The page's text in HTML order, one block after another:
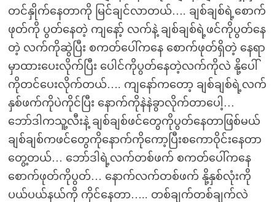
တင်နှိုက်နေတာကို မြင်ချင်လာတယ်…. ချစ်ချစ်ရဲ့စောက်
ဖုတ်ကို ပွတ်နေတဲ့ ကျနော့် လက်နဲ့ ချစ်ချစ်ရဲ့ဖင်ကိုပွတ်နေ
တဲ့ လက်ကိုဆွဲပြီး စကတ်ပေါ်ကနေ စောက်ဖုတ်ရှိတဲ့ နေရာ
မှာထားပေးလိုက်ပြီး ပေါင်ကိုပွတ်နေတဲ့လက်ကိုလဲ နို့ပေါ်
ကိုတင်ပေးလိုက်တယ်…. ကျနော်ကတော့ ချစ်ချစ်ရဲ့လက်
နှစ်ဖက်ကိုပဲကိုင်ပြီး နောက်ကိုနဲနဲခွာလိုက်တာပေါ့…
ဘော်ဒါကသူ့လီးနဲ့ ချစ်ချစ်ဖင်တွေကိုပွတ်နေတာဖြစ်မယ်
ချစ်ချစ်ကဖင်တွေကိုနောက်ကိုကော့ပြီးစကောဝိုင်းနေတာ
တွေ့တယ်… ဘော်ဒါရဲ့လက်တစ်ဖက် စကတ်ပေါ်ကနေ
စောက်ဖုတ်ကိုပွတ်… နောက်လက်တစ်ဖက် နို့နှစ်လုံးကို
ပယ်ပယ်နယ်ကို ကိုင်နေတာ….. တစ်ချက်တစ်ချက်လဲ